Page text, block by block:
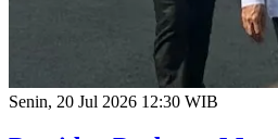
Senin, 20 Jul 2026 12:30 WIB